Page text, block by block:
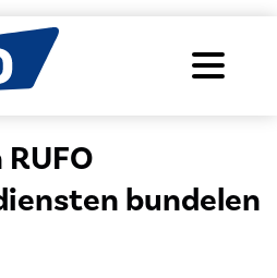
bundelen